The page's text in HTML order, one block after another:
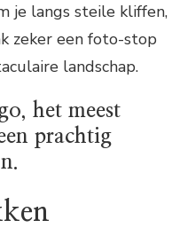
je langs steile kliffen,
zeker een foto-stop
landschap.
het meest
prachtig